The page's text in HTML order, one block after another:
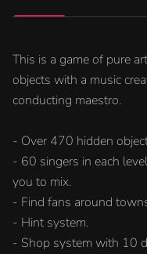
This is a game of pure
objects with a music
conducting maestro.
- Over 470 hidden
- 60 singers in each
you to mix.
- Find fans around
- Hint system.
- Shop system with 10